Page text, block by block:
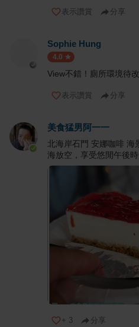
表示讚賞 分享
Sophie Hung
4.0
View不錯！廁所環境待
表示讚賞 分享
美食猛男阿一一
北海岸石門 安娜咖啡 海
海放空，享受悠閒午後
+ 3 分享